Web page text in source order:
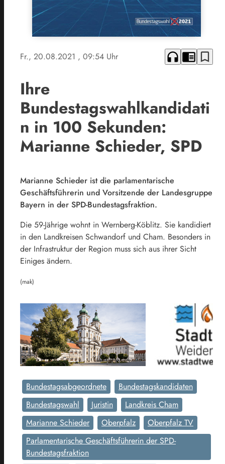
Fr., 20.08.2021 , 09:54 Uhr headphones chrome_reader_mode bookmark_border
Ihre
Bundestagswahlkandidati
n in 100 Sekunden:
Marianne Schieder, SPD
Marianne Schieder ist die parlamentarische
Geschäftsführerin und Vorsitzende der Landesgruppe
Bayern in der SPD-Bundestagsfraktion.
Die 59-Jährige wohnt in Wernberg-Köblitz. Sie kandidiert
in den Landkreisen Schwandorf und Cham. Besonders in
der Infrastruktur der Region muss sich aus ihrer Sicht
Einiges ändern.
(mak)
Bundestagsabgeordnete
Bundestagskandidaten
Bundestagswahl
Juristin
Landkreis Cham
Marianne Schieder
Oberpfalz
Oberpfalz TV
Parlamentarische Geschäftsführerin der SPD-
Bundestagsfraktion